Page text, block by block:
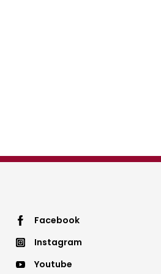
Footer
menu
Facebook
Instagram
Youtube